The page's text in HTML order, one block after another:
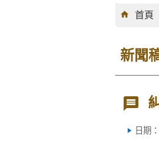
:::
首頁
新聞
日期